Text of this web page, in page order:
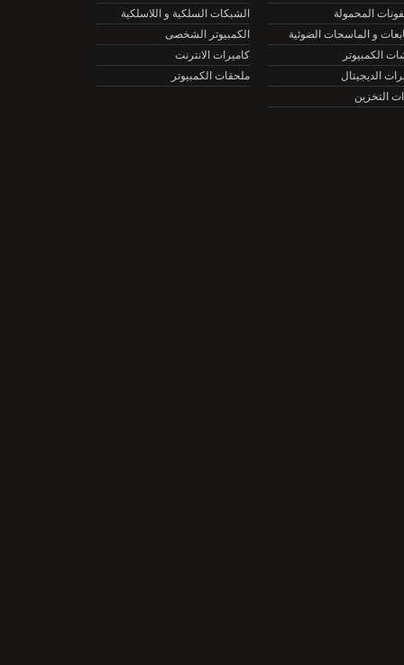
المحمولة
الشبكات السلكية و اللاسلكية
و الماسحات الضوئية
الكمبيوتر الشخصى
كاميرات الانترنت
الديجيتال
ملحقات الكمبيوتر